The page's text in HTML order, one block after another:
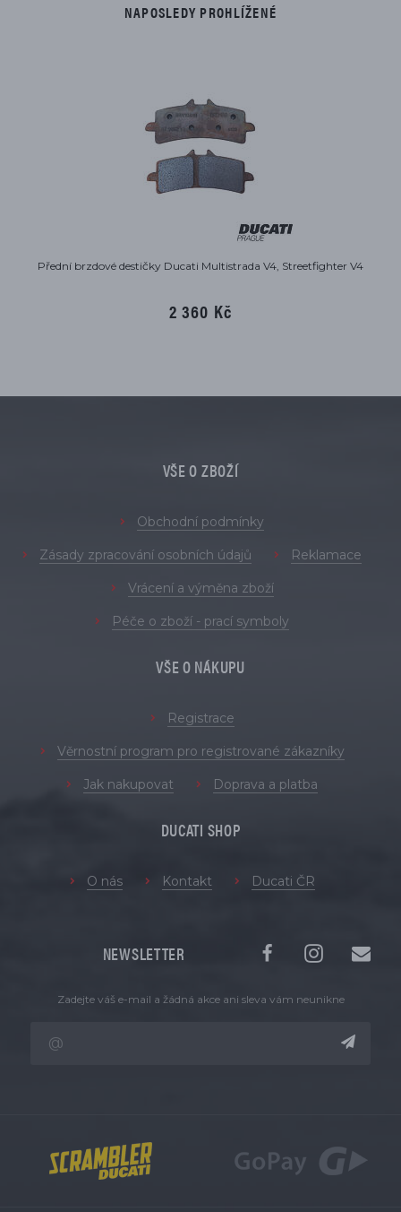
NAPOSLEDY PROHLÍŽENÉ
Přední brzdové destičky Ducati Multistrada V4, Streetfighter V4
2 360 Kč
VŠE O ZBOŽÍ
Obchodní podmínky
Zásady zpracování osobních údajů Reklamace
Vrácení a výměna zboží
Péče o zboží - prací symboly
VŠE O NÁKUPU
Registrace
Věrnostní program pro registrované zákazníky
Jak nakupovat Doprava a platba
DUCATI SHOP
O nás Kontakt Ducati ČR
NEWSLETTER
Zadejte váš e-mail a žádná akce ani sleva vám neunikne